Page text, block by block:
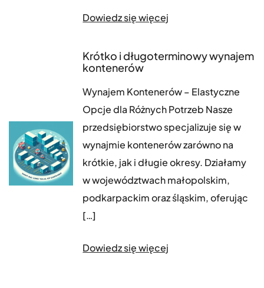
Dowiedz się więcej
Krótko i długoterminowy wynajem
kontenerów
Wynajem Kontenerów – Elastyczne
Opcje dla Różnych Potrzeb Nasze
przedsiębiorstwo specjalizuje się w
wynajmie kontenerów zarówno na
krótkie, jak i długie okresy. Działamy
w województwach małopolskim,
podkarpackim oraz śląskim, oferując
[…]
Dowiedz się więcej